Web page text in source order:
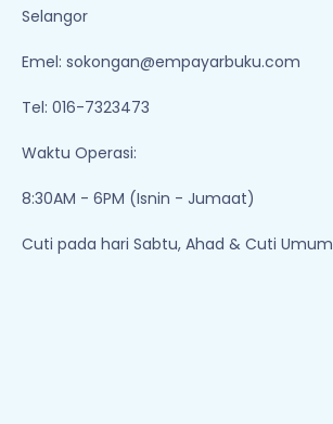
Selangor
Emel: sokongan@empayarbuku.com
Tel: 016-7323473
Waktu Operasi:
8:30AM - 6PM (Isnin - Jumaat)
Cuti pada hari Sabtu, Ahad & Cuti Umum